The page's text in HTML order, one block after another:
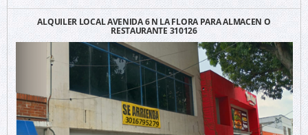
ALQUILER LOCAL AVENIDA 6 N LA FLORA PARA ALMACEN O
RESTAURANTE 310126